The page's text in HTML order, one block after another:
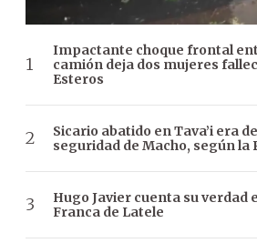
Impactante choque frontal
camión deja dos mujeres
Esteros
Sicario abatido en Tava’i era
seguridad de Macho, según la
Hugo Javier cuenta su verdad
Franca de Latele